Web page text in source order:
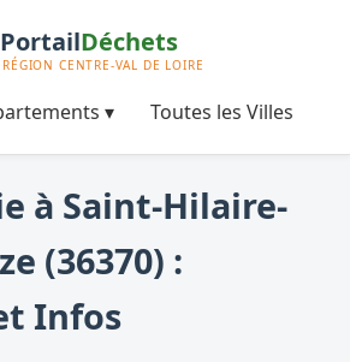
▾ Toutes les Villes
à Saint-Hilaire-
(36370) :
Infos